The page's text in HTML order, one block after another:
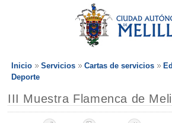
Inicio Servicios Cartas de servicios
Deporte
III Muestra Flamenca de